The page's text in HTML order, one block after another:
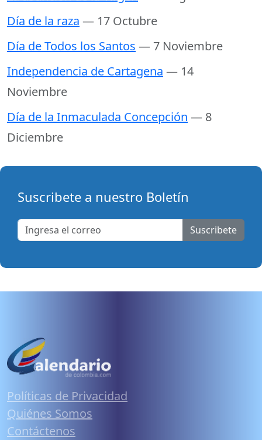
Día de la raza — 17 Octubre
Día de Todos los Santos — 7 Noviembre
Independencia de Cartagena — 14
Noviembre
Día de la Inmaculada Concepción — 8
Diciembre
Suscribete a nuestro Boletín
Suscribete
Políticas de Privacidad
Quiénes Somos
Contáctenos